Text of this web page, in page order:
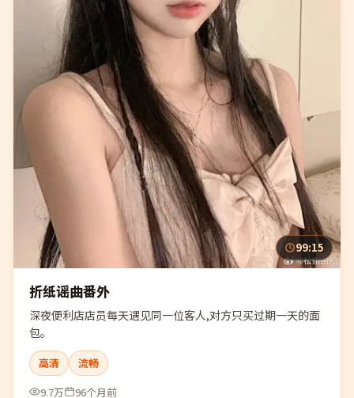
99:15
折纸谣曲番外
深夜便利店店员每天遇见同一位客人,对方只买过期一天的面
包。
高清
流畅
9.7万
96个月前